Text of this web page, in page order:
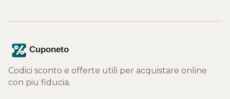
Codici sconto e offerte utili per acquistare online
con piu fiducia.